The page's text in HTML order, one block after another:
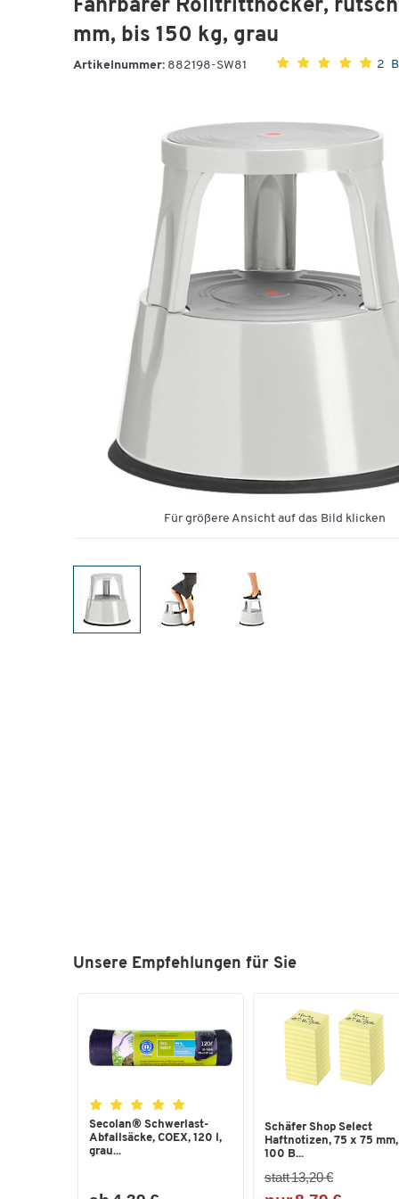
Fahrbarer Rolltritthocker,
mm, bis 150 kg, grau
Artikelnummer: 882198-SW81 2
Für größere Ansicht auf das Bild klicken
Unsere Empfehlungen für Sie
Secolan® Schwerlast-
Abfallsäcke, COEX, 120 l,
grau...
Schäfer Shop Select
Haftnotizen, 75 x 75 mm,
100 B...
statt 13,20 €